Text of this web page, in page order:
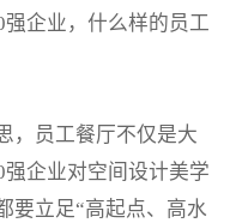
企业，什么样的员工
，员工餐厅不仅是大
企业对空间设计美学
要立足“高起点、高水